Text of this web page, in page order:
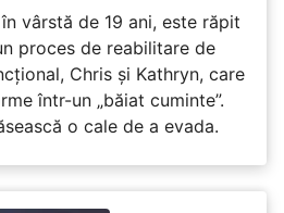
vârstă de 19 ani, este răpit
proces de reabilitare de
Chris și Kathryn, care
într-un „băiat cuminte”.
o cale de a evada.